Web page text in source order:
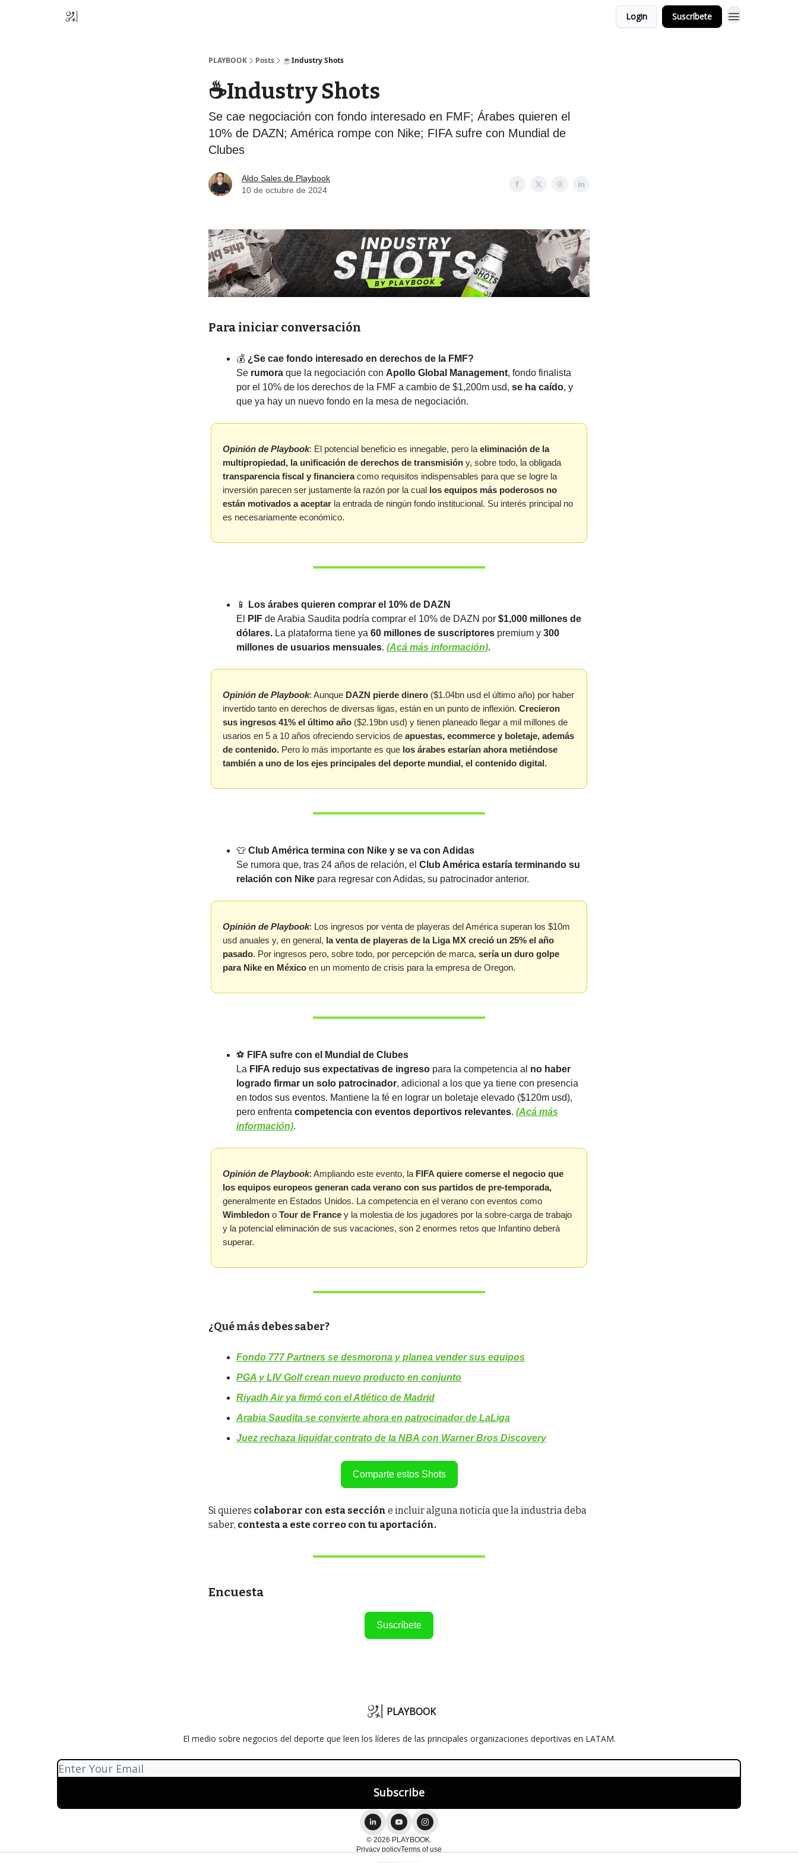
Login Suscríbete
PLAYBOOK Posts ☕️Industry Shots
☕️Industry Shots
Se cae negociación con fondo interesado en FMF; Árabes quieren el
10% de DAZN; América rompe con Nike; FIFA sufre con Mundial de
Clubes
Aldo Sales de Playbook
10 de octubre de 2024
Para iniciar conversación
💰️ ¿Se cae fondo interesado en derechos de la FMF?
Se rumora que la negociación con Apollo Global Management, fondo finalista
por el 10% de los derechos de la FMF a cambio de $1,200m usd, se ha caído, y
que ya hay un nuevo fondo en la mesa de negociación.
Opinión de Playbook: El potencial beneficio es innegable, pero laeliminación de la
multipropiedad, la unificación de derechos de transmisión y, sobre todo, la obligada
transparencia fiscal y financieracomo requisitos indispensables para que se logre la
inversión parecen ser justamente la razón por la cual los equipos más poderosos no
están motivados a aceptar la entrada de ningún fondo institucional. Su interés principal no
es necesariamente económico.
📱
Los árabes quieren comprar el 10% de DAZN
El
PIF de Arabia Saudita podría comprar el 10% de DAZN por $1,000 millones de
dólares. La plataforma tiene ya 60 millones de suscriptores premium y 300
millones de usuarios mensuales. (Acá más información).
Opinión de Playbook: Aunque DAZN pierde dinero ($1.04bn usd el último año) por haber
invertido tanto en derechos de diversas ligas, están en un punto de inflexión. Crecieron
sus ingresos 41% el último año ($2.19bn usd) y tienen planeado llegar a mil millones de
usarios en 5 a 10 años ofreciendo servicios de apuestas, ecommerce y boletaje, además
de contenido. Pero lo más importante es que los árabes estarían ahora metiéndose
también a uno de los ejes principales del deporte mundial, el contenido digital.
👕 Club América termina con Nike y se va con Adidas
Se rumora que, tras 24 años de relación, el Club América estaría terminando su
relación con Nike para regresar con Adidas, su patrocinador anterior.
Opinión de Playbook: Los ingresos por venta de playeras del América superan los $10m
usd anuales y, en general, la venta de playeras de la Liga MX creció un 25% el año
pasado. Por ingresos pero, sobre todo, por percepción de marca, sería un duro golpe
para Nike en México en un momento de crisis para la empresa de Oregon.
⚽️ FIFA sufre con el Mundial de Clubes
La FIFA redujo sus expectativas de ingreso para la competencia al no haber
logrado firmar un solo patrocinador, adicional a los que ya tiene con presencia
en todos sus eventos. Mantiene la fé en lograr un boletaje elevado ($120m usd),
pero enfrenta competencia con eventos deportivos relevantes. (Acá más
información).
Opinión de Playbook: Ampliando este evento, la FIFA quiere comerse el negocio que
los equipos europeos generan cada verano con sus partidos de pre-temporada,
generalmente en Estados Unidos. La competencia en el verano con eventos como
Wimbledon o Tour de France y la molestia de los jugadores por la sobre-carga de trabajo
y la potencial eliminación de sus vacaciones, son 2 enormes retos que Infantino deberá
superar.
¿Qué más debes saber?
Fondo 777 Partners se desmorona y planea vender sus equipos
PGA y LIV Golf crean nuevo producto en conjunto
Riyadh Air ya firmó con el Atlético de Madrid
Arabia Saudita se convierte ahora en patrocinador de LaLiga
Juez rechaza liquidar contrato de la NBA con Warner Bros Discovery
Comparte estos Shots
Si quieres colaborar con esta sección e incluir alguna noticia que la industria deba
saber, contesta a este correo con tu aportación.
Encuesta
Suscríbete
PLAYBOOK
El medio sobre negocios del deporte que leen los líderes de las principales organizaciones deportivas en LATAM.
© 2026 PLAYBOOK.
Privacy policyTerms of use